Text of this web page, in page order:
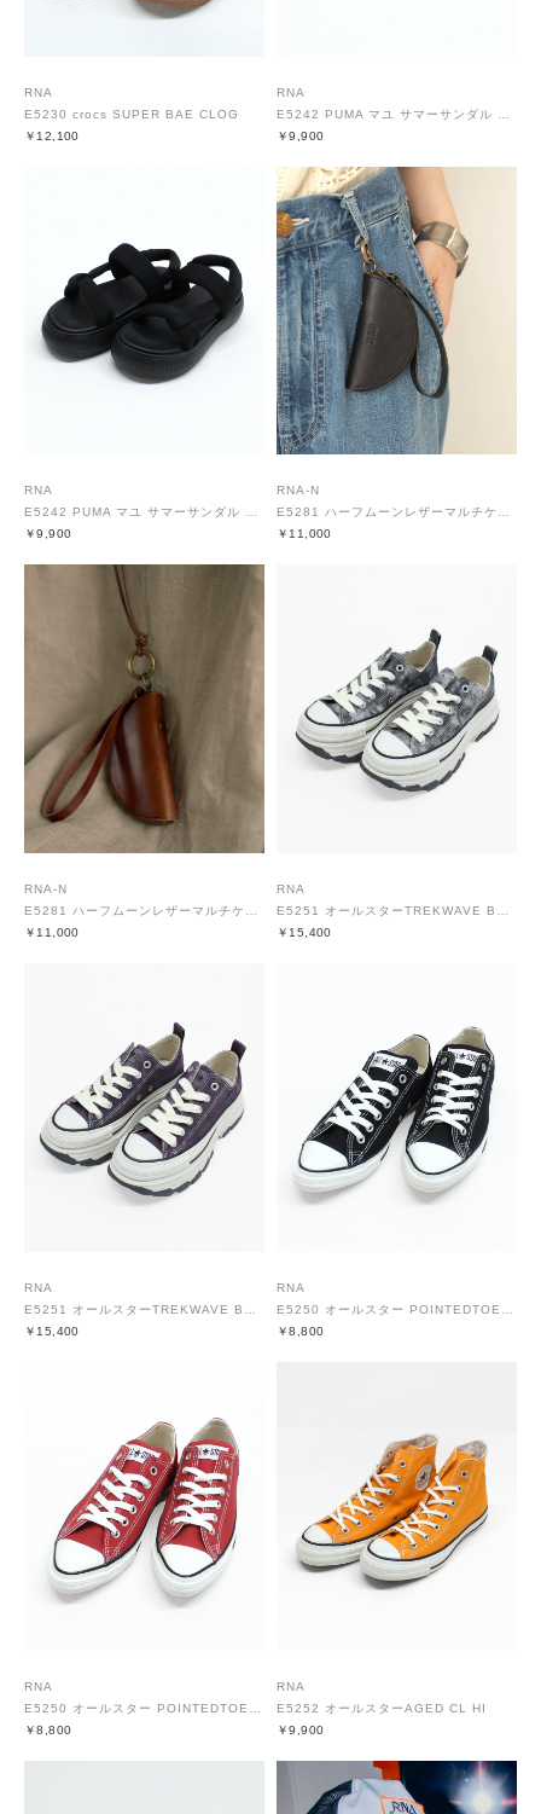
RNA
E5230 crocs SUPER BAE CLOG
￥12,100
RNA
￥9,900
RNA
E5242 PUMA マユ サマーサンダル MU ウィメンズ
￥9,900
RNA-N
E5281 ハーフムーンレザーマルチケース
￥11,000
RNA-N
E5281 ハーフムーンレザーマルチケース
￥11,000
RNA
E5251 オールスターTREKWAVE BC OX
￥15,400
RNA
￥15,400
RNA
￥8,800
RNA
￥8,800
RNA
E5252 オールスターAGED CL HI
￥9,900